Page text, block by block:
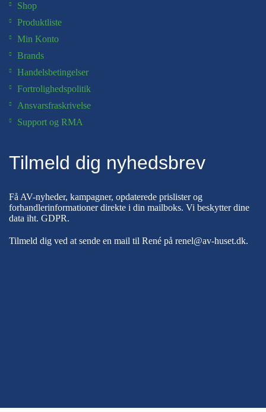
Shop
Produktliste
Min Konto
Brands
Handelsbetingelser
Fortrolighedspolitik
Ansvarsfraskrivelse
Support og RMA
Tilmeld dig nyhedsbrev
Få AV-nyheder, kampagner, opdaterede prislister og
forhandlerinformationer direkte i din mailboks. Vi beskytter dine
data iht. GDPR.
Tilmeld dig ved at sende en mail til René på renel@av-huset.dk.